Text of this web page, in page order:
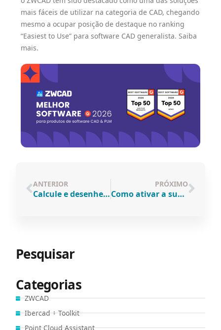
Pesquisar
Categorias
ZWCAD
Ibercad + Toolkit
Point Cloud Assistant
mais fáceis de utilizar na categoria de CAD, chegando
mesmo a ocupar posição de destaque no ranking
“Easiest to Use” para software CAD generalista. Saiba
mais.
ANTERIOR
Calcule e desenhe em 3D todo o tipo de escadas no SketchUp com estes tutoriais
PRÓXIMO
Como ativar a sua licença do SketchUp